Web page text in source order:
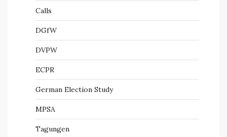
Calls
DGfW
DVPW
ECPR
German Election Study
MPSA
Tagungen